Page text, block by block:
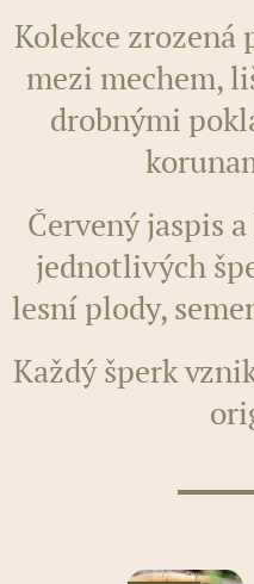
Kolekce zrozená
mezi mechem,
drobnými
Červený jaspis
jednotlivých
lesní plody,
Každý šperk